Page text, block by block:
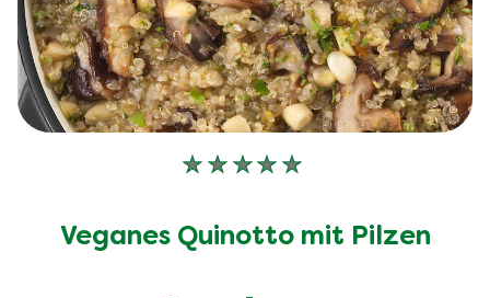
Keine
für
Veganes Quinotto mit Pilzen